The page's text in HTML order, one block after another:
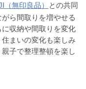
（無印良品）
との共同
ら間取りを増やせる
収納や間取りを変化
まいの変化も楽しみ
子で整理整頓を楽し